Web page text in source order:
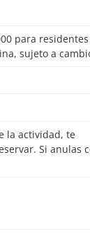
sujeto a
Si anulas